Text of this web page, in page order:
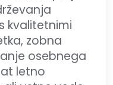
kvalitetnimi
zobna
osebnega
letno